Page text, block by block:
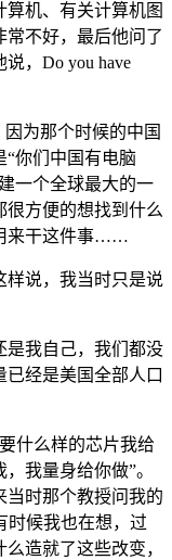
机、有关计算机图
不好，最后他问了
，Do you have
为那个时候的中国
“你们中国有电脑
一个全球最大的一
很方便的想找到什么
来干这件事……
说，我当时只是说
我自己，我们都没
经是美国全部人口
什么样的芯片我给
我量身给你做”。
当时那个教授问我的
时候我也在想，过
造就了这些改变，